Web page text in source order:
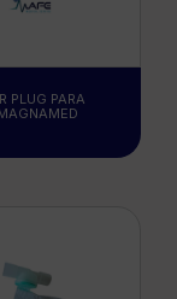
PLUG PARA